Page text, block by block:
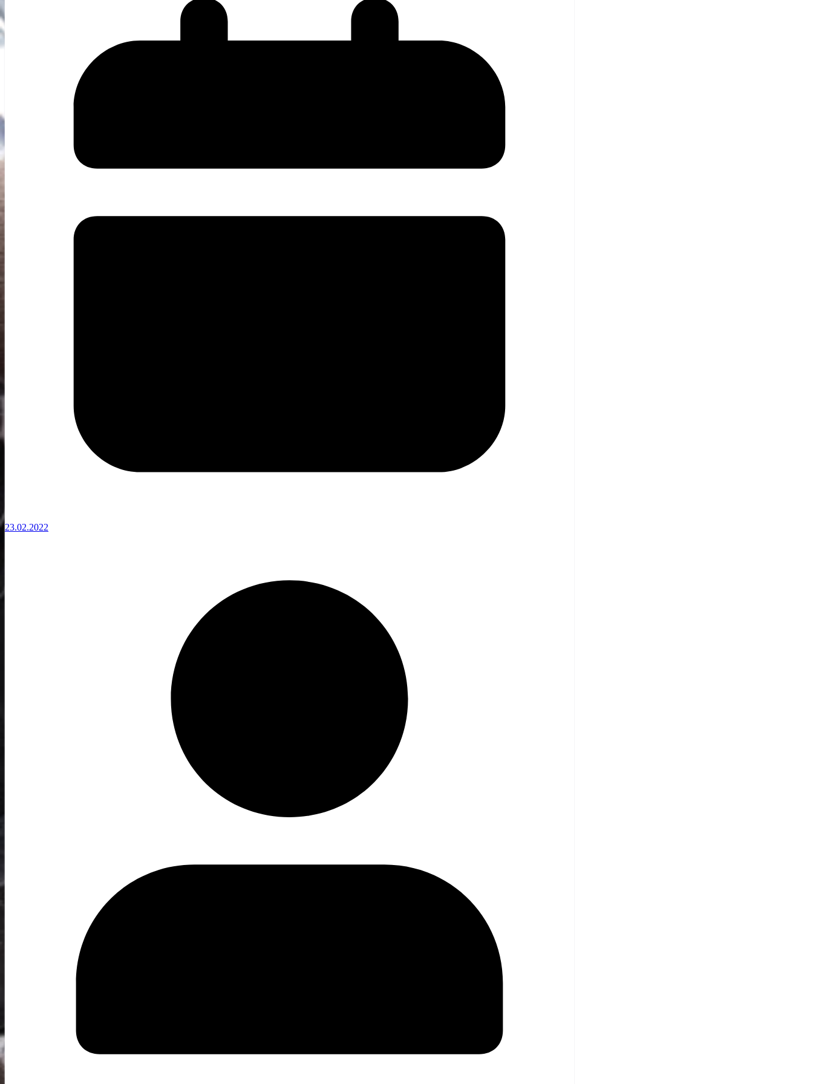
23.02.2022